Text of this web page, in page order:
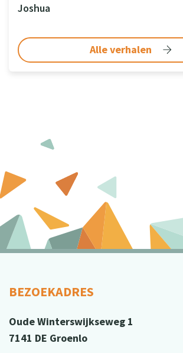
Joshua
Alle verhalen
BEZOEKADRES
Oude Winterswijkseweg 1
7141 DE Groenlo